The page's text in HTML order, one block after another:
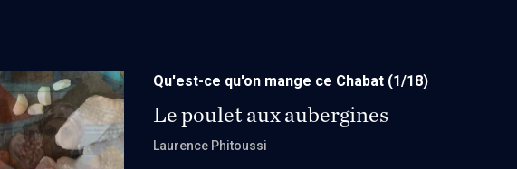
Qu'est-ce qu'on mange ce Chabat (1/18)
Le poulet aux aubergines
Laurence Phitoussi